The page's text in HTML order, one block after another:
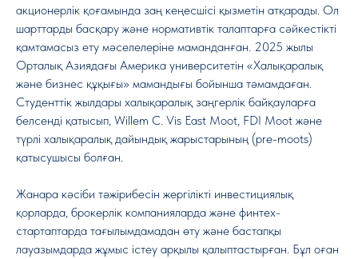
акционерлік қоғамында заң кеңесшісі қызметін атқарады. Ол
шарттарды басқару және нормативтік талаптарға сәйкестікті
қамтамасыз ету мәселелеріне маманданған. 2025 жылы
Орталық Азиядағы Америка университетін «Халықаралық
және бизнес құқығы» мамандығы бойынша тәмамдаған.
Студенттік жылдары халықаралық заңгерлік байқауларға
белсенді қатысып, Willem C. Vis East Moot, FDI Moot және
түрлі халықаралық дайындық жарыстарының (pre-moots)
қатысушысы болған.
Жанара кәсіби тәжірибесін жергілікті инвестициялық
қорларда, брокерлік компанияларда және финтех-
стартаптарда тағылымдамадан өту және бастапқы
лауазымдарда жұмыс істеу арқылы қалыптастырған. Бұл оған